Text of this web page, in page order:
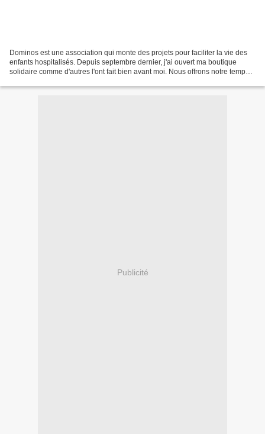
Dominos est une association qui monte des projets pour faciliter la vie des
enfants hospitalisés. Depuis septembre dernier, j'ai ouvert ma boutique
solidaire comme d'autres l'ont fait bien avant moi. Nous offrons notre temps
Publicité